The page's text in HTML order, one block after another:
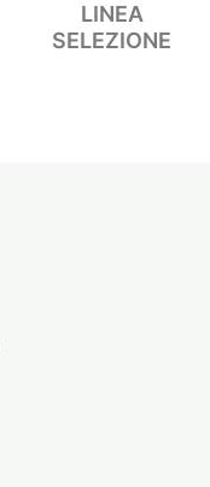
LINEA
SELEZIONE